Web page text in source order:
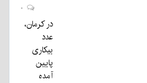
در کرمان،
عدد
بیکاری
پایین
آمده